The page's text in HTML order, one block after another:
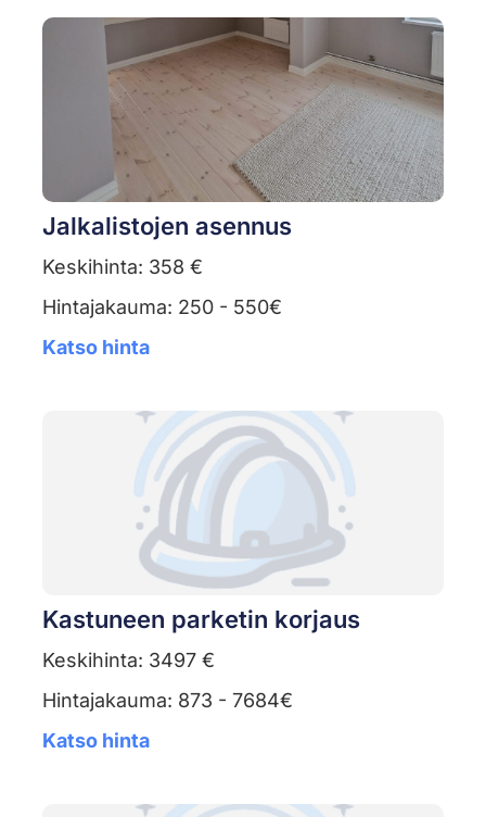
Jalkalistojen asennus
Keskihinta: 358 €
Hintajakauma: 250 - 550€
Katso hinta
Kastuneen parketin korjaus
Keskihinta: 3497 €
Hintajakauma: 873 - 7684€
Katso hinta